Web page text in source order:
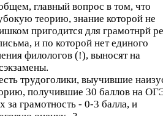
главный вопрос в том, что
теорию, знание которой не
пригодится для грамотнрй
и по которой нет единого
филологов (!), выносят на
трудоголики, выучившие
получившие 30 баллов на
за грамотность - 0-3 балла, и